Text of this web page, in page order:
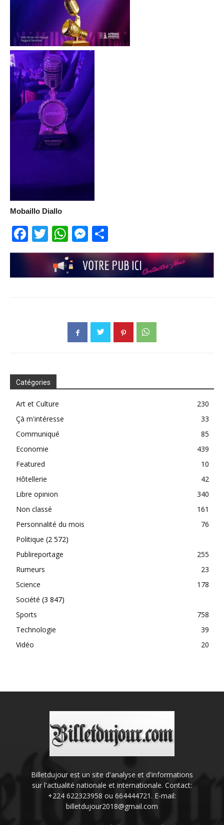
Mobaillo Diallo
Facebook
TwitterWhatsApp
Messenger
Catégories
Art et Culture
230
Çà m'intéresse
33
Communiqué
85
Economie
439
Featured
10
Hôtellerie
42
Libre opinion
340
Non classé
161
Personnalité du mois
76
Politique (2 572)
Publireportage
255
Rumeurs
23
Science
178
Société (3 847)
Sports
758
Technologie
39
Vidéo
20
Billetdujour est un site d'analyse et d'informations
sur l'actualité nationale et internationale. Contact:
+224 622323958 ou 664444721. E-mail:
billetdujour2018@gmail.com